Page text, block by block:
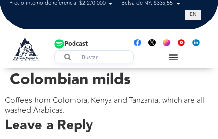
Precio interno de referencia: $2.270.000 Bolsa de NY: $335,55 Tasa de
EN
Podcast
Colombian milds
Coffees from Colombia, Kenya and Tanzania, which are all
washed Arabicas.
Leave a Reply